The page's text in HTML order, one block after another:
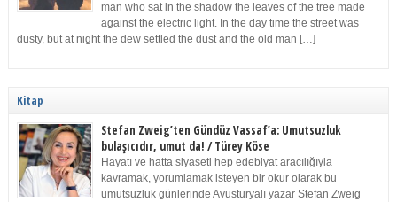
man who sat in the shadow the leaves of the tree made
against the electric light. In the day time the street was
dusty, but at night the dew settled the dust and the old man […]
Kitap
Stefan Zweig’ten Gündüz Vassaf’a: Umutsuzluk
bulaşıcıdır, umut da! / Türey Köse
Hayatı ve hatta siyaseti hep edebiyat aracılığıyla
kavramak, yorumlamak isteyen bir okur olarak bu
umutsuzluk günlerinde Avusturyalı yazar Stefan Zweig